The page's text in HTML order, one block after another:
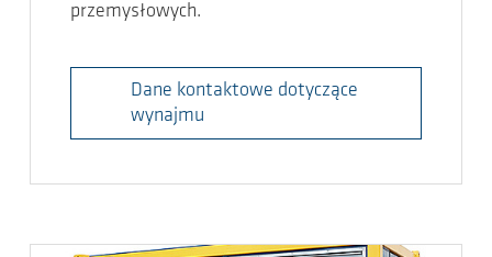
przemysłowych.
Dane kontaktowe dotyczące
wynajmu